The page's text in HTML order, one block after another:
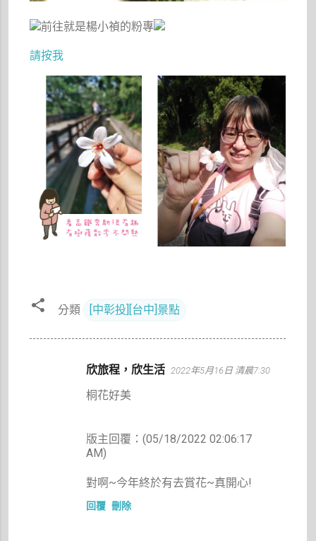
前往就是楊小禎的粉專
請按我
分類 [中彰投][台中]景點
欣旅程，欣生活 2022年5月16日 清晨7:30
桐花好美
版主回覆：(05/18/2022 02:06:17
AM)
對啊~今年終於有去賞花~真開心!
回覆 刪除